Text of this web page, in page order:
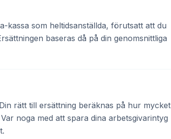
kassa som heltidsanställda, förutsatt att du
baseras då på din genomsnittliga
rätt till ersättning beräknas på hur mycket
noga med att spara dina arbetsgivarintyg